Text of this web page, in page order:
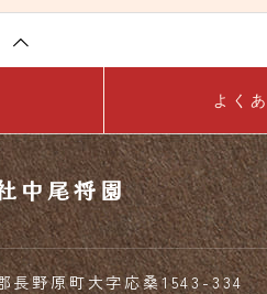
よく
中尾将園
長野原町大字応桑1543-334